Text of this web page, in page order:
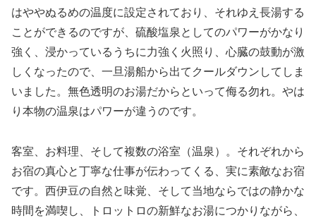
はややぬるめの温度に設定されており、それゆえ長湯する
ことができるのですが、硫酸塩泉としてのパワーがかなり
強く、浸かっているうちに力強く火照り、心臓の鼓動が激
しくなったので、一旦湯船から出てクールダウンしてしま
いました。無色透明のお湯だからといって侮る勿れ。やは
り本物の温泉はパワーが違うのです。
客室、お料理、そして複数の浴室（温泉）。それぞれから
お宿の真心と丁寧な仕事が伝わってくる、実に素敵なお宿
です。西伊豆の自然と味覚、そして当地ならではの静かな
時間を満喫し、トロットロの新鮮なお湯につかりながら、